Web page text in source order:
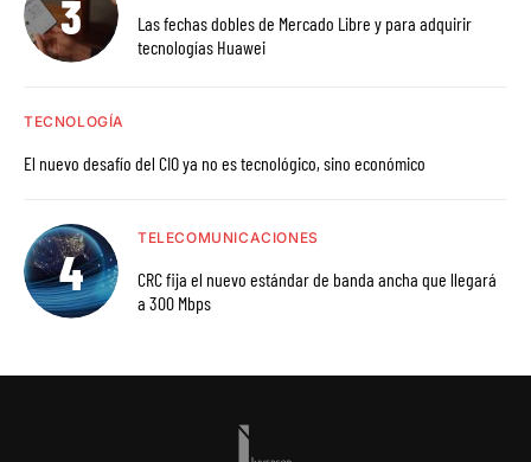
Las fechas dobles de Mercado Libre y para adquirir
tecnologías Huawei
TECNOLOGÍA
El nuevo desafío del CIO ya no es tecnológico, sino económico
TELECOMUNICACIONES
CRC fija el nuevo estándar de banda ancha que llegará
a 300 Mbps